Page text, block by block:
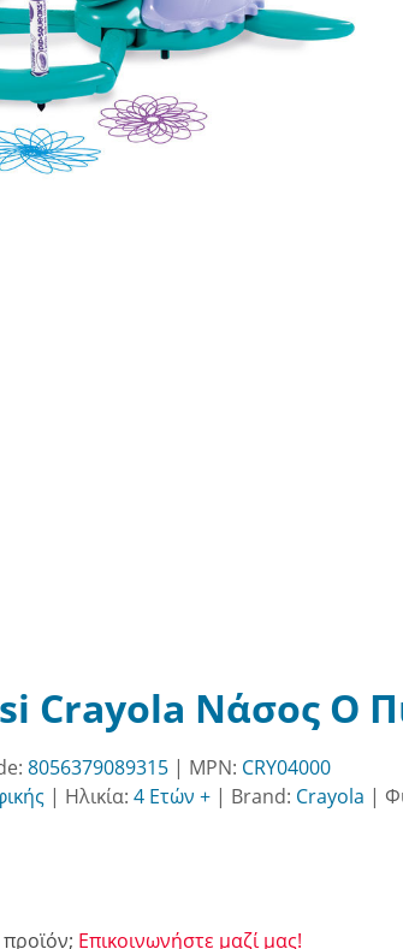
Crayola Νάσος Ο
8056379089315 | MPN: CRY04000
| Ηλικία: 4 Ετών + | Brand: Crayola |
Επικοινωνήστε μαζί μας!